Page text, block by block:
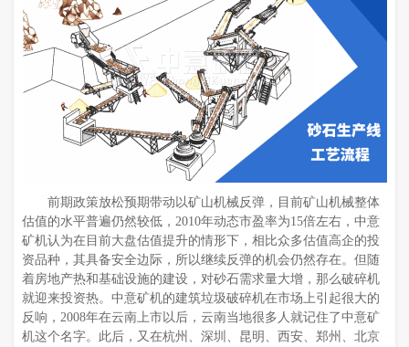
前期政策放松预期带动以矿山机械反弹，目前矿山机械整体
估值的水平普遍仍然较低，2010年动态市盈率为15倍左右，中意
矿机认为在目前大盘估值提升的情形下，相比众多估值高企的投
资品种，其具备安全边际，所以继续反弹的机会仍然存在。但随
着房地产热和基础设施的建设，对砂石需求量大增，那么破碎机
就迎来投资热。中意矿机的建筑垃圾破碎机在市场上引起很大的
反响，2008年在云南上市以后，云南当地很多人就记住了中意矿
机这个名字。此后，又在杭州、深圳、昆明、西安、郑州、北京